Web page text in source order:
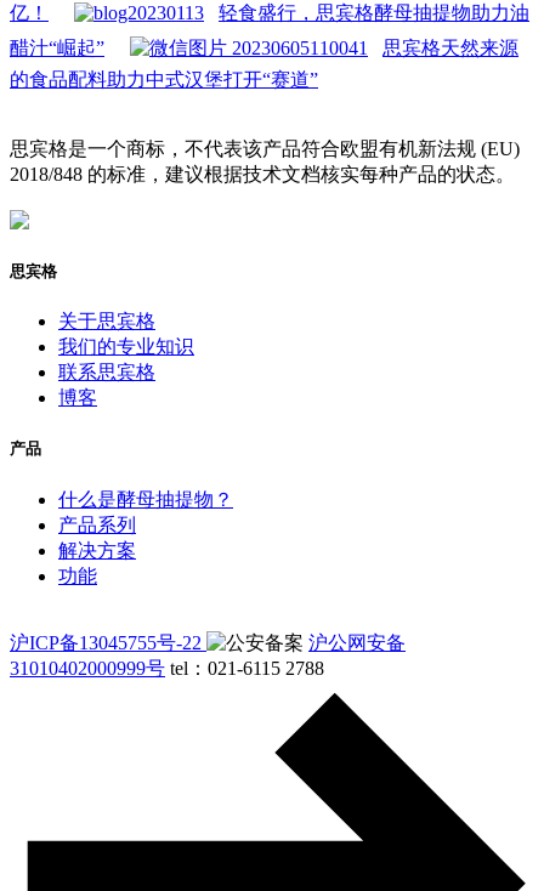
亿！
轻食盛行，思宾格酵母抽提物助力油
醋汁“崛起”
思宾格天然来源
的食品配料助力中式汉堡打开“赛道”
思宾格是一个商标，不代表该产品符合欧盟有机新法规 (EU)
2018/848 的标准，建议根据技术文档核实每种产品的状态。
思宾格
关于思宾格
我们的专业知识
联系思宾格
博客
产品
什么是酵母抽提物？
产品系列
解决方案
功能
沪ICP备13045755号-22
沪公网安备
31010402000999号 tel：021-6115 2788